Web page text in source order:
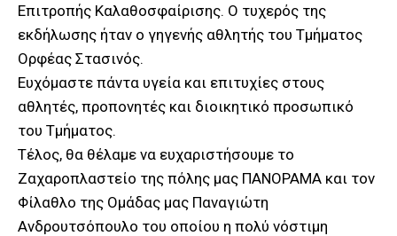
Επιτροπής Καλαθοσφαίρισης. Ο τυχερός της
εκδήλωσης ήταν ο γηγενής αθλητής του Τμήματος
Ορφέας Στασινός.
Ευχόμαστε πάντα υγεία και επιτυχίες στους
αθλητές, προπονητές και διοικητικό προσωπικό
του Τμήματος.
Τέλος, θα θέλαμε να ευχαριστήσουμε το
Ζαχαροπλαστείο της πόλης μας ΠΑΝΟΡΑΜΑ και τον
Φίλαθλο της Ομάδας μας Παναγιώτη
Ανδρουτσόπουλο του οποίου η πολύ νόστιμη